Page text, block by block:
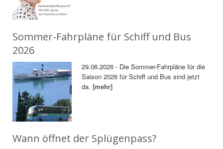
Sommer-Fahrpläne für Schiff und Bus
2026
29.06.2026 - Die Sommer-Fahrpläne für die
Saison 2026 für Schiff und Bus sind jetzt
da.[mehr]
Wann öffnet der Splügenpass?